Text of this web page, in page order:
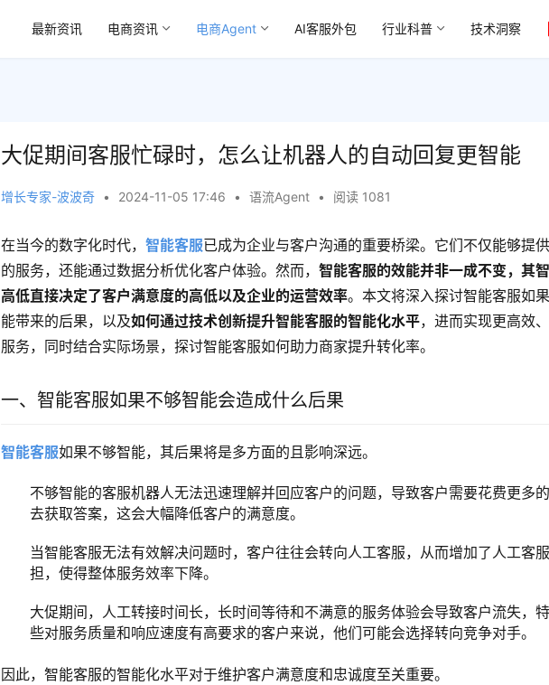
最新资讯 电商资讯 电商Agent AI客服外包 行业科普 技术洞察
大促期间客服忙碌时，怎么让机器人的自动回复更智能
增长专家-波波奇 • 2024-11-05 17:46 • 语流Agent • 阅读 1081
在当今的数字化时代，智能客服已成为企业与客户沟通的重要桥梁。它们不仅能够提
的服务，还能通过数据分析优化客户体验。然而，智能客服的效能并非一成不变，其
高低直接决定了客户满意度的高低以及企业的运营效率。本文将深入探讨智能客服如
能带来的后果，以及如何通过技术创新提升智能客服的智能化水平，进而实现更高效
服务，同时结合实际场景，探讨智能客服如何助力商家提升转化率。
一、智能客服如果不够智能会造成什么后果
智能客服如果不够智能，其后果将是多方面的且影响深远。
不够智能的客服机器人无法迅速理解并回应客户的问题，导致客户需要花费更多
去获取答案，这会大幅降低客户的满意度。
当智能客服无法有效解决问题时，客户往往会转向人工客服，从而增加了人工客
担，使得整体服务效率下降。
大促期间，人工转接时间长，长时间等待和不满意的服务体验会导致客户流失，
些对服务质量和响应速度有高要求的客户来说，他们可能会选择转向竞争对手。
因此，智能客服的智能化水平对于维护客户满意度和忠诚度至关重要。